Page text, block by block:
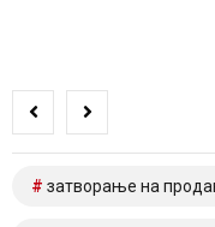
затворање на